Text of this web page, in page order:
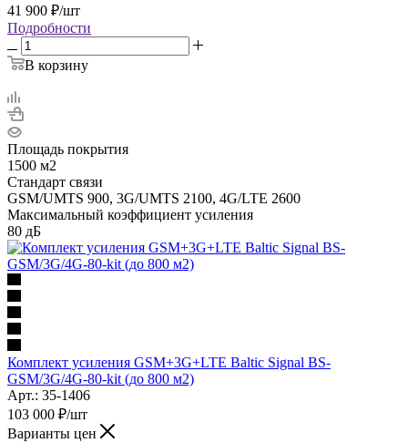
41 900 ₽/шт
Подробности
В корзину
Площадь покрытия
1500 м2
Стандарт связи
GSM/UMTS 900, 3G/UMTS 2100, 4G/LTE 2600
Максимальный коэффициент усиления
80 дБ
Комплект усиления GSM+3G+LTE Baltic Signal BS-
GSM/3G/4G-80-kit (до 800 м2)
Арт.: 35-1406
103 000 ₽/шт
Варианты цен